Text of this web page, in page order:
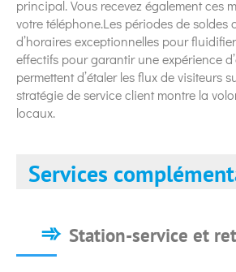
principal. Vous recevez également ces
votre téléphone.Les périodes de soldes
d’horaires exceptionnelles pour
effectifs pour garantir une expérience
permettent d’étaler les flux de visiteurs
stratégie de service client montre la
locaux.
Services
Station-service et